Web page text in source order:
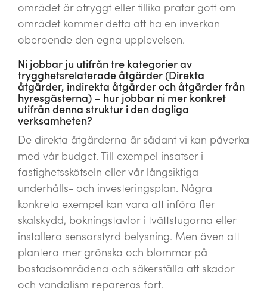
området är otryggt eller tillika pratar gott om
området kommer detta att ha en inverkan
oberoende den egna upplevelsen.
Ni jobbar ju utifrån tre kategorier av
trygghetsrelaterade åtgärder (Direkta
åtgärder, indirekta åtgärder och åtgärder från
hyresgästerna) – hur jobbar ni mer konkret
utifrån denna struktur i den dagliga
verksamheten?
De direkta åtgärderna är sådant vi kan påverka
med vår budget. Till exempel insatser i
fastighetsskötseln eller vår långsiktiga
underhålls- och investeringsplan. Några
konkreta exempel kan vara att införa fler
skalskydd, bokningstavlor i tvättstugorna eller
installera sensorstyrd belysning. Men även att
plantera mer grönska och blommor på
bostadsområdena och säkerställa att skador
och vandalism repareras fort.